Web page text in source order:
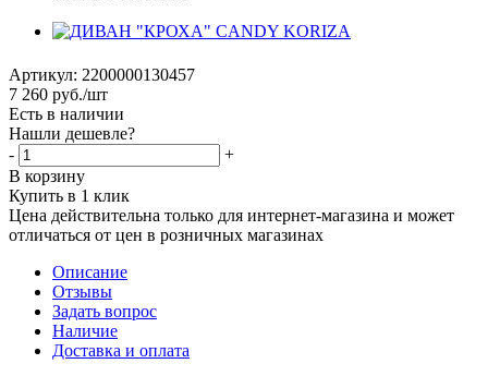
Артикул: 2200000130457
7 260 руб./шт
Есть в наличии
Нашли дешевле?
-
+
В корзину
Купить в 1 клик
Цена действительна только для интернет-магазина и может
отличаться от цен в розничных магазинах
Описание
Отзывы
Задать вопрос
Наличие
Доставка и оплата